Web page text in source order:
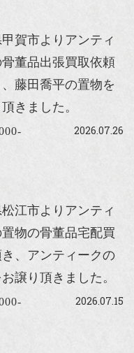
賀市よりアンティ
董品出張買取依頼
藤田喬平の置物を
きました。
2026.07.26
江市よりアンティ
物の骨董品宅配買
、アンティークの
譲り頂きました。
2026.07.15